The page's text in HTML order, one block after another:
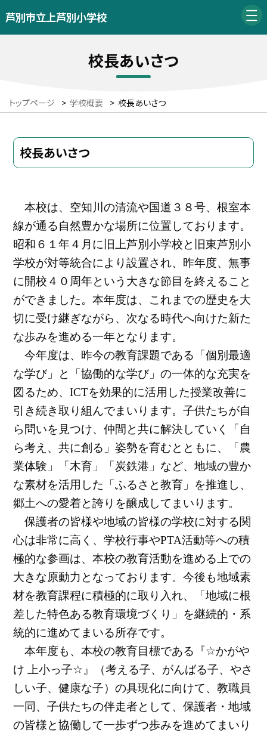
芦別市立上芦別小学校
校長あいさつ
トップページ > 学校概要 > 校長あいさつ
校長あいさつ
本校は、空知川の清流や国道３８号、根室本
線が通る自然豊かな場所に位置しております。
昭和６１年４月に旧上芦別小学校と旧東芦別小
学校が対等統合により設置され、昨年度、無事
に開校４０周年という大きな節目を終えること
ができました。本年度は、これまでの歴史を大
切に受け継ぎながら、次なる時代へ向けた新た
な歩みを進める一年となります。
今年度は、昨今の教育課題である「個別最適
な学び」と「協働的な学び」の一体的な充実を
図るため、ICTを効果的に活用した授業改善に
引き続き取り組んでまいります。子供たちが自
ら問いを見つけ、仲間と共に解決していく「自
ら考え、共に創る」姿勢を育むとともに、「農
業体験」「木育」「炭鉄港」など、地域の豊か
な素材を活用した「ふるさと教育」を推進し、
郷土への愛着と誇りを醸成してまいります。
保護者の皆様や地域の皆様の学校に対する関
心は非常に高く、学校行事やPTA活動等への積
極的な参画は、本校の教育活動を進める上での
大きな原動力となっております。今後も地域素
材を教育課程に積極的に取り入れ、「地域に根
差した特色ある教育環境づくり」を継続的・系
統的に進めてまいる所存です。
本年度も、本校の教育目標である『☆かがや
け 上小っ子☆ 』（考える子、がんばる子、やさ
しい子、健康な子）の具現化に向けて、教職員
一同、子供たちの伴走者として、保護者・地域
の皆様と協働して一歩ずつ歩みを進めてまいり